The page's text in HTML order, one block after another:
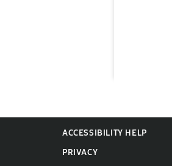
ACCESSIBILITY HELP
PRIVACY